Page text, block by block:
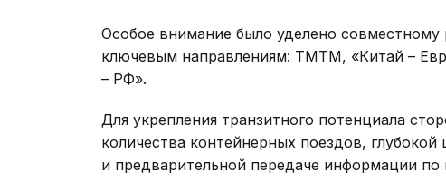
Особое внимание было уделено
ключевым направлениям: ТМТМ, «Китай –
– РФ».
Для укрепления транзитного потенциала
количества контейнерных поездов,
и предварительной передаче информации